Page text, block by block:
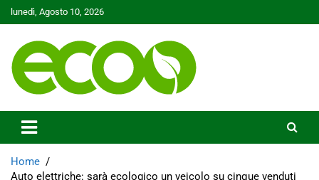
Skip
to
lunedì, Agosto 10, 2026
Ecoo.it
Home
Auto elettriche: sarà ecologico un veicolo su cinque venduti